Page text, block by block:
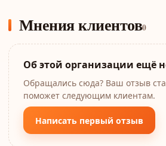
Мнения клиентов0
Об этой организации ещё
Обращались сюда? Ваш отзыв
поможет следующим клиентам.
Написать первый отзыв